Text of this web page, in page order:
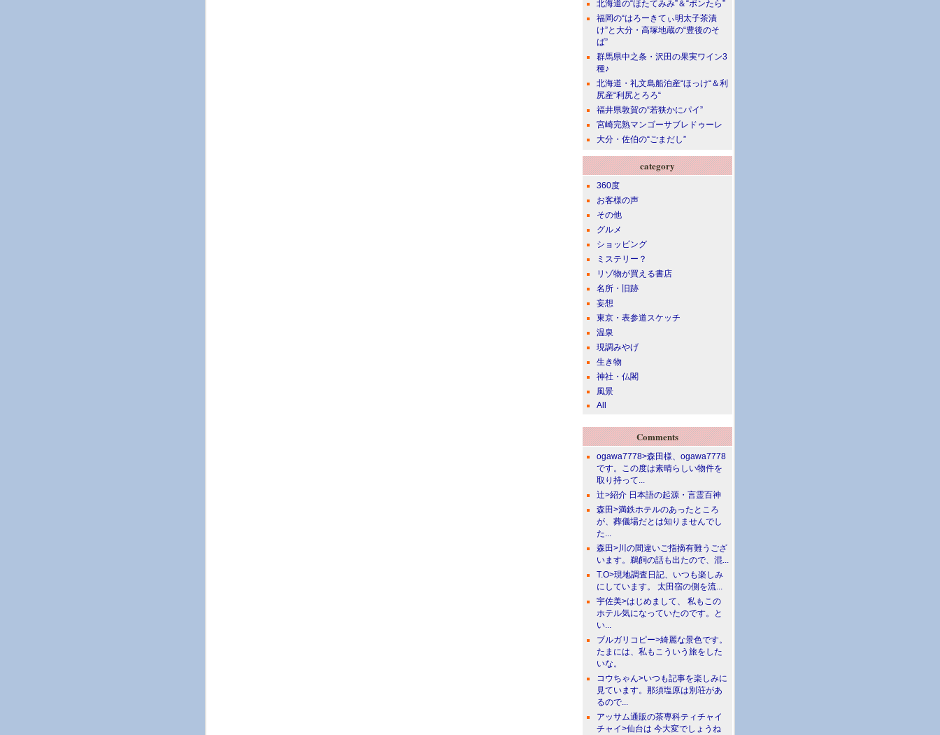
北海道の“ほたてみみ”＆“ポンたら”
福岡の“はろーきてぃ明太子茶漬
け”と大分・高塚地蔵の“豊後のそ
ば”
群馬県中之条・沢田の果実ワイン3
種♪
北海道・礼文島船泊産“ほっけ“＆利
尻産“利尻とろろ“
福井県敦賀の“若狭かにパイ”
宮崎完熟マンゴーサブレドゥーレ
大分・佐伯の“ごまだし”
category
360度
お客様の声
その他
グルメ
ショッピング
ミステリー？
リゾ物が買える書店
名所・旧跡
妄想
東京・表参道スケッチ
温泉
現調みやげ
生き物
神社・仏閣
風景
All
Comments
ogawa7778>森田様、ogawa7778
です。この度は素晴らしい物件を
取り持って...
辻>紹介 日本語の起源・言霊百神
森田>満鉄ホテルのあったところ
が、葬儀場だとは知りませんでし
た...
森田>川の間違いご指摘有難うござ
います。鵜飼の話も出たので、混...
T.O>現地調査日記、いつも楽しみ
にしています。 太田宿の側を流...
宇佐美>はじめまして、 私もこの
ホテル気になっていたのです。と
い...
ブルガリコピー>綺麗な景色です。
たまには、私もこういう旅をした
いな。
コウちゃん>いつも記事を楽しみに
見ています。那須塩原は別荘があ
るので...
アッサム通販の茶専科ティチャイ
チャイ>仙台は 今大変でしょうね